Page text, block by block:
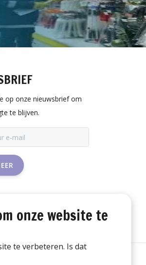
op onze nieuwsbrief om
te blijven.
onze website te
te verbeteren. Is dat